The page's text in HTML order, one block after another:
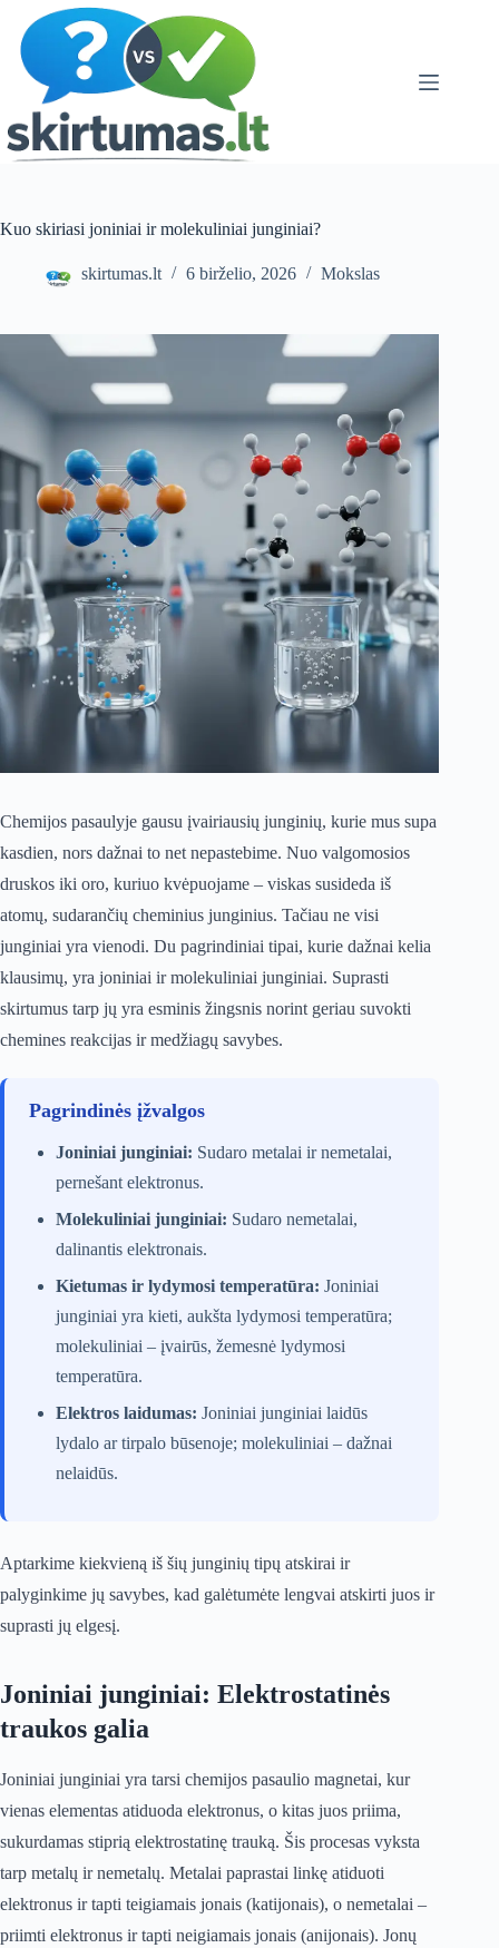
content
Kuo skiriasi joniniai ir molekuliniai junginiai?
skirtumas.lt 6 birželio, 2026 Mokslas
Chemijos pasaulyje gausu įvairiausių junginių, kurie mus supa
kasdien, nors dažnai to net nepastebime. Nuo valgomosios
druskos iki oro, kuriuo kvėpuojame – viskas susideda iš
atomų, sudarančių cheminius junginius. Tačiau ne visi
junginiai yra vienodi. Du pagrindiniai tipai, kurie dažnai kelia
klausimų, yra joniniai ir molekuliniai junginiai. Suprasti
skirtumus tarp jų yra esminis žingsnis norint geriau suvokti
chemines reakcijas ir medžiagų savybes.
Pagrindinės įžvalgos
Joniniai junginiai: Sudaro metalai ir nemetalai,
pernešant elektronus.
Molekuliniai junginiai: Sudaro nemetalai,
dalinantis elektronais.
Kietumas ir lydymosi temperatūra: Joniniai
junginiai yra kieti, aukšta lydymosi temperatūra;
molekuliniai – įvairūs, žemesnė lydymosi
temperatūra.
Elektros laidumas: Joniniai junginiai laidūs
lydalo ar tirpalo būsenoje; molekuliniai – dažnai
nelaidūs.
Aptarkime kiekvieną iš šių junginių tipų atskirai ir
palyginkime jų savybes, kad galėtumėte lengvai atskirti juos ir
suprasti jų elgesį.
Joniniai junginiai: Elektrostatinės
traukos galia
Joniniai junginiai yra tarsi chemijos pasaulio magnetai, kur
vienas elementas atiduoda elektronus, o kitas juos priima,
sukurdamas stiprią elektrostatinę trauką. Šis procesas vyksta
tarp metalų ir nemetalų. Metalai paprastai linkę atiduoti
elektronus ir tapti teigiamais jonais (katijonais), o nemetalai –
priimti elektronus ir tapti neigiamais jonais (anijonais). Jonų